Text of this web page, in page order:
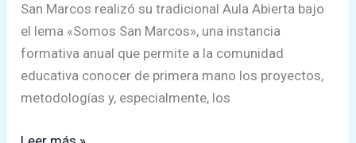
San Marcos realizó su tradicional Aula Abierta bajo
el lema «Somos San Marcos», una instancia
formativa anual que permite a la comunidad
educativa conocer de primera mano los proyectos,
metodologías y, especialmente, los
Somos